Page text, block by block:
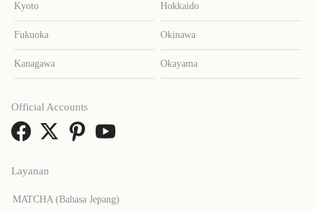
Kyoto Hokkaido
Fukuoka Okinawa
Kanagawa Okayama
Layanan
MATCHA (Bahasa Jepang)
Official Accounts